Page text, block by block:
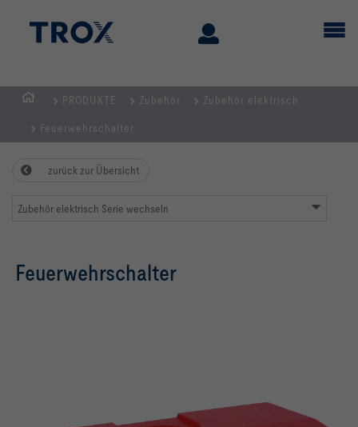
PRODUKTE Zubehör Zubehör elektrisch
Feuerwehrschalter
zurück zur Übersicht
Zubehör elektrisch Serie wechseln
Feuerwehrschalter